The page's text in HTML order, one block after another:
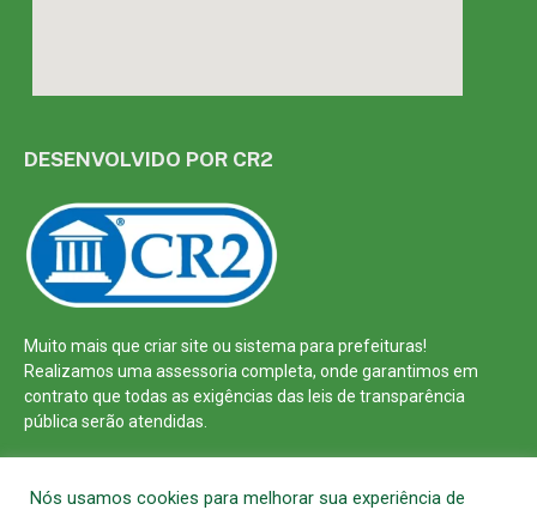
DESENVOLVIDO POR CR2
Muito mais que criar site ou sistema para prefeituras!
Realizamos uma assessoria completa, onde garantimos em
contrato que todas as exigências das leis de transparência
pública serão atendidas.
Nós usamos cookies para melhorar sua experiência de